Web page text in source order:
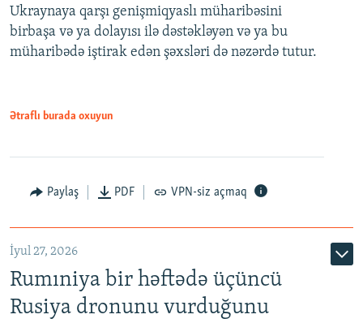
Ukraynaya qarşı genişmiqyaslı müharibəsini
birbaşa və ya dolayısı ilə dəstəkləyən və ya bu
müharibədə iştirak edən şəxsləri də nəzərdə tutur.
Ətraflı burada oxuyun
Paylaş PDF VPN-siz açmaq
İyul 27, 2026
Rumıniya bir həftədə üçüncü
Rusiya dronunu vurduğunu